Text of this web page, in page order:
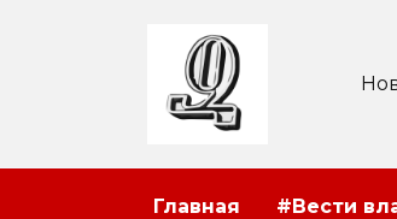
Главная #Вести